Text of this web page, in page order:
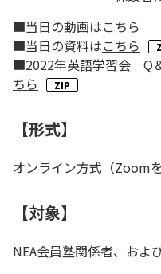
■当日の動画はこちら
■当日の資料はこちら
■2022年英語学習会 Q
ちら
【形式】
オンライン方式（Zoomを
【対象】
NEA会員塾関係者、およ